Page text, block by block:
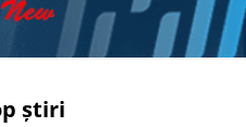
știri